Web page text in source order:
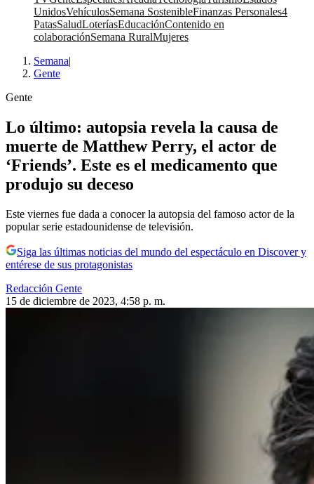
UnidosVehículosSemana SostenibleFinanzas Personales4
PatasSaludLoteríasEducaciónContenido en
colaboraciónSemana RuralMujeres
Semana|
Gente
Gente
Lo último: autopsia revela la causa de
muerte de Matthew Perry, el actor de
‘Friends’. Este es el medicamento que
produjo su deceso
Este viernes fue dada a conocer la autopsia del famoso actor de la
popular serie estadounidense de televisión.
Siga las últimas noticias del mundo del espectáculo en Discover y
entérese de sus protagonistas
Redacción Gente
15 de diciembre de 2023, 4:58 p. m.